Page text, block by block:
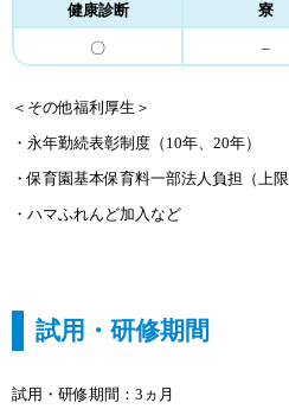
健康診断 寮
〇 –
＜その他福利厚生＞
・永年勤続表彰制度（10年、20年）
・保育園基本保育料一部法人負担（上限
・ハマふれんど加入など
試用・研修期間
試用・研修期間：3ヵ月